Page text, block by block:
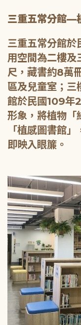
三重五常分館—
三重五常分館
用空間為二樓
尺，藏書約8萬
區及兒童室；三
館於民國109年
形象，將植物「
「植感圖書館
即映入眼簾。